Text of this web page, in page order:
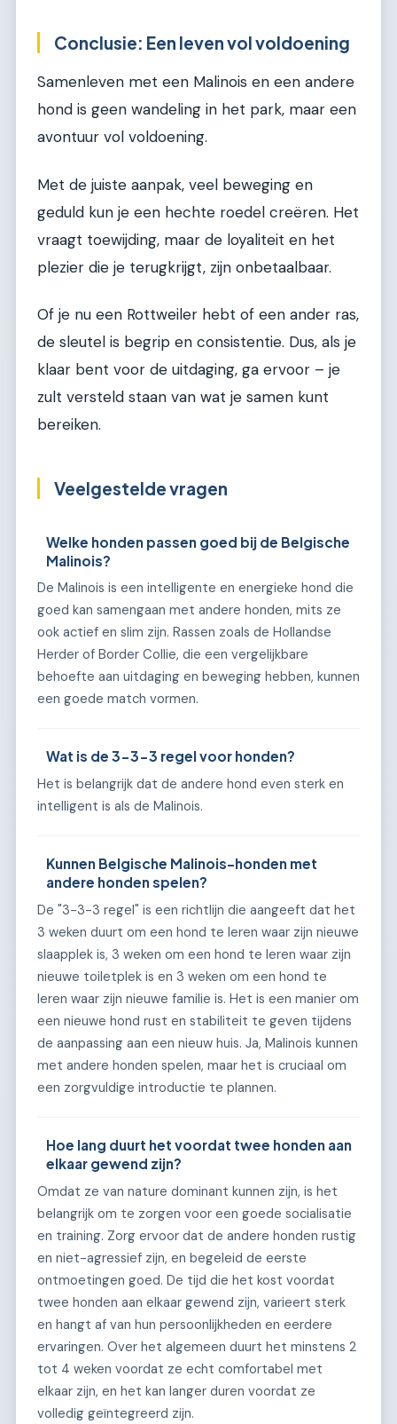
Conclusie: Een leven vol voldoening
Samenleven met een Malinois en een andere
hond is geen wandeling in het park, maar een
avontuur vol voldoening.
Met de juiste aanpak, veel beweging en
geduld kun je een hechte roedel creëren. Het
vraagt toewijding, maar de loyaliteit en het
plezier die je terugkrijgt, zijn onbetaalbaar.
Of je nu een Rottweiler hebt of een ander ras,
de sleutel is begrip en consistentie. Dus, als je
klaar bent voor de uitdaging, ga ervoor – je
zult versteld staan van wat je samen kunt
bereiken.
Veelgestelde vragen
Welke honden passen goed bij de Belgische
Malinois?
De Malinois is een intelligente en energieke hond die
goed kan samengaan met andere honden, mits ze
ook actief en slim zijn. Rassen zoals de Hollandse
Herder of Border Collie, die een vergelijkbare
behoefte aan uitdaging en beweging hebben, kunnen
een goede match vormen.
Wat is de 3-3-3 regel voor honden?
Het is belangrijk dat de andere hond even sterk en
intelligent is als de Malinois.
Kunnen Belgische Malinois-honden met
andere honden spelen?
De "3-3-3 regel" is een richtlijn die aangeeft dat het
3 weken duurt om een hond te leren waar zijn nieuwe
slaapplek is, 3 weken om een hond te leren waar zijn
nieuwe toiletplek is en 3 weken om een hond te
leren waar zijn nieuwe familie is. Het is een manier om
een nieuwe hond rust en stabiliteit te geven tijdens
de aanpassing aan een nieuw huis. Ja, Malinois kunnen
met andere honden spelen, maar het is cruciaal om
een zorgvuldige introductie te plannen.
Hoe lang duurt het voordat twee honden aan
elkaar gewend zijn?
Omdat ze van nature dominant kunnen zijn, is het
belangrijk om te zorgen voor een goede socialisatie
en training. Zorg ervoor dat de andere honden rustig
en niet-agressief zijn, en begeleid de eerste
ontmoetingen goed. De tijd die het kost voordat
twee honden aan elkaar gewend zijn, varieert sterk
en hangt af van hun persoonlijkheden en eerdere
ervaringen. Over het algemeen duurt het minstens 2
tot 4 weken voordat ze echt comfortabel met
elkaar zijn, en het kan langer duren voordat ze
volledig geïntegreerd zijn.